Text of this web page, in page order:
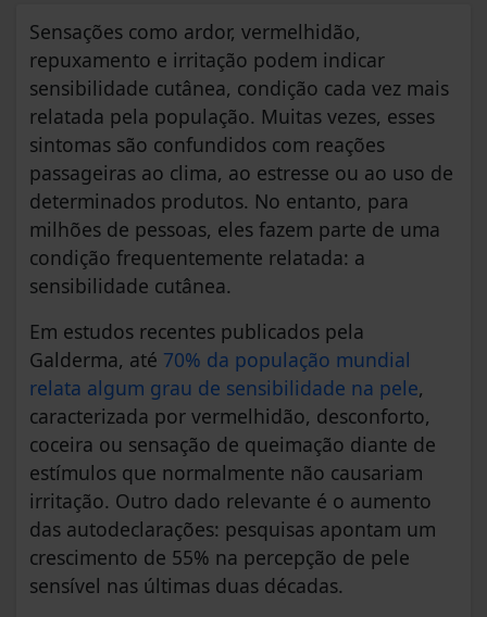
Sensações como ardor, vermelhidão,
repuxamento e irritação podem indicar
sensibilidade cutânea, condição cada vez mais
relatada pela população. Muitas vezes, esses
sintomas são confundidos com reações
passageiras ao clima, ao estresse ou ao uso de
determinados produtos. No entanto, para
milhões de pessoas, eles fazem parte de uma
condição frequentemente relatada: a
sensibilidade cutânea.
Em estudos recentes publicados pela
Galderma, até 70% da população mundial
relata algum grau de sensibilidade na pele,
caracterizada por vermelhidão, desconforto,
coceira ou sensação de queimação diante de
estímulos que normalmente não causariam
irritação. Outro dado relevante é o aumento
das autodeclarações: pesquisas apontam um
crescimento de 55% na percepção de pele
sensível nas últimas duas décadas.